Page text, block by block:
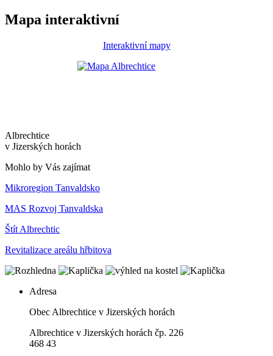
Mapa interaktivní
Interaktivní mapy
Albrechtice
v Jizerských horách
Mohlo by Vás zajímat
Mikroregion Tanvaldsko
MAS Rozvoj Tanvaldska
Štít Albrechtic
Revitalizace areálu hřbitova
Adresa
Obec Albrechtice v Jizerských horách
Albrechtice v Jizerských horách čp. 226
468 43